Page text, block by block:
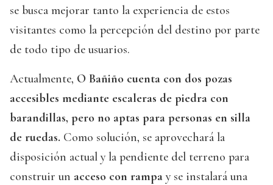
se busca mejorar tanto la experiencia de estos
visitantes como la percepción del destino por parte
de todo tipo de usuarios.
Actualmente, O Bañiño cuenta con dos pozas
accesibles mediante escaleras de piedra con
barandillas, pero no aptas para personas en silla
de ruedas. Como solución, se aprovechará la
disposición actual y la pendiente del terreno para
construir un acceso con rampa y se instalará una